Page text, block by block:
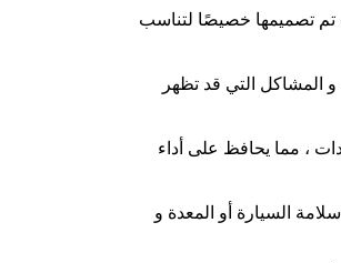
تم تصميمها خصيصًا لتناسب
المشاكل التي قد تظهر
، مما يحافظ على أداء
السيارة أو المعدة و